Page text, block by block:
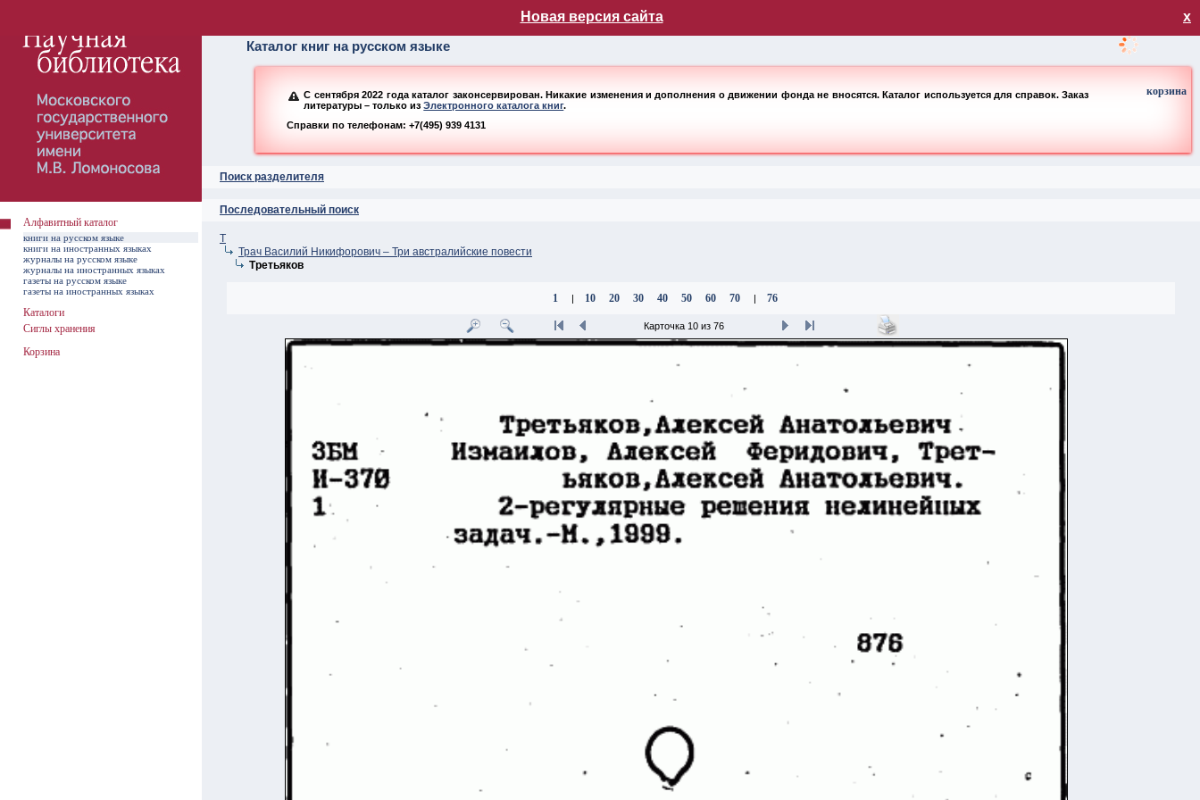
Новая версия сайта х
Каталог книг на русском языке
С сентября 2022 года каталог законсервирован. Никакие изменения и дополнения о движении фонда не вносятся. Каталог используется для справок. Заказ
литературы – только изЭлектронного каталога книг.
Справки по телефонам: +7(495) 939 4131
Поиск разделителя
Последовательный поиск
корзина
Т
Трач Василий Никифорович – Три австралийские повести
Третьяков
1 | 10 20 30 40 50 60 70 | 76
Карточка 10 из 76
Алфавитный каталог
книги на русском языке
книги на иностранных языках
журналы на русском языке
журналы на иностранных языках
газеты на русском языке
газеты на иностранных языках
Каталоги
Сиглы хранения
Корзина